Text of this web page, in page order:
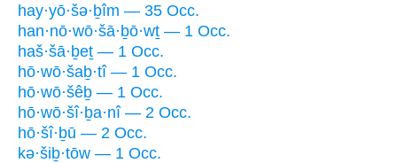
hay·yō·šə·ḇîm — 35 Occ.
han·nō·wō·šā·ḇō·wṯ — 1 Occ.
haš·šā·ḇeṯ — 1 Occ.
hō·wō·šaḇ·tî — 1 Occ.
hō·wō·šêḇ — 1 Occ.
hō·wō·šî·ḇa·nî — 2 Occ.
hō·šî·ḇū — 2 Occ.
kə·šiḇ·tōw — 1 Occ.